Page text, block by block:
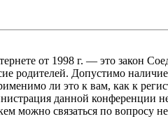
от 1998 г. — это закон
родителей. Допустимо
ли это к вам, как к
данной конференции
можно связаться по вопросу